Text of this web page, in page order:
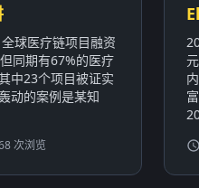
球医疗链项目融资
同期有67%的医疗
中23个项目被证实
动的案例是某知
次浏览